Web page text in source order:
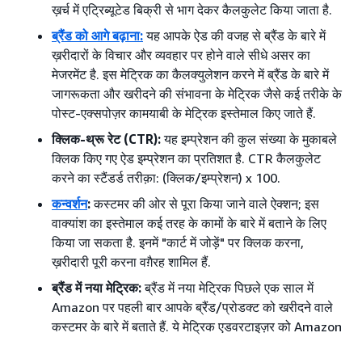
ख़र्च में एट्रिब्यूटेड बिक्री से भाग देकर कैलकुलेट किया जाता है.
ब्रैंड को आगे बढ़ाना:यह आपके ऐड की वजह से ब्रैंड के बारे में
ख़रीदारों के विचार और व्यवहार पर होने वाले सीधे असर का
मेजरमेंट है. इस मेट्रिक का कैलक्युलेशन करने में ब्रैंड के बारे में
जागरूकता और खरीदने की संभावना के मेट्रिक जैसे कई तरीके के
पोस्ट-एक्सपोज़र कामयाबी के मेट्रिक इस्तेमाल किए जाते हैं.
क्लिक-थ्रू रेट (CTR):यह इम्प्रेशन की कुल संख्या के मुकाबले
क्लिक किए गए ऐड इम्प्रेशन का प्रतिशत है. CTR कैलकुलेट
करने का स्टैंडर्ड तरीक़ा: (क्लिक/इम्प्रेशन) x 100.
कन्वर्शन:कस्टमर की ओर से पूरा किया जाने वाले ऐक्शन; इस
वाक्यांश का इस्तेमाल कई तरह के कामों के बारे में बताने के लिए
किया जा सकता है. इनमें "कार्ट में जोड़ें" पर क्लिक करना,
ख़रीदारी पूरी करना वग़ैरह शामिल हैं.
ब्रैंड में नया मेट्रिक:ब्रैंड में नया मेट्रिक पिछले एक साल में
Amazon पर पहली बार आपके ब्रैंड/प्रोडक्ट को खरीदने वाले
कस्टमर के बारे में बताते हैं. ये मेट्रिक एडवरटाइज़र को Amazon